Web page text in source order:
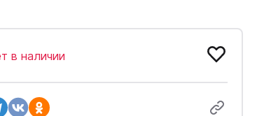
в наличии